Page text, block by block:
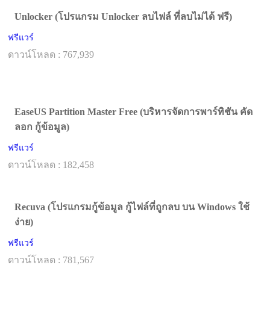
Unlocker (โปรแกรม Unlocker ลบไฟล์ ที่ลบไม่ได้ ฟรี)
ฟรีแวร์
ดาวน์โหลด : 767,939
EaseUS Partition Master Free (บริหารจัดการพาร์ทิชัน คัด
ลอก กู้ข้อมูล)
ฟรีแวร์
ดาวน์โหลด : 182,458
Recuva (โปรแกรมกู้ข้อมูล กู้ไฟล์ที่ถูกลบ บน Windows ใช้
ง่าย)
ฟรีแวร์
ดาวน์โหลด : 781,567